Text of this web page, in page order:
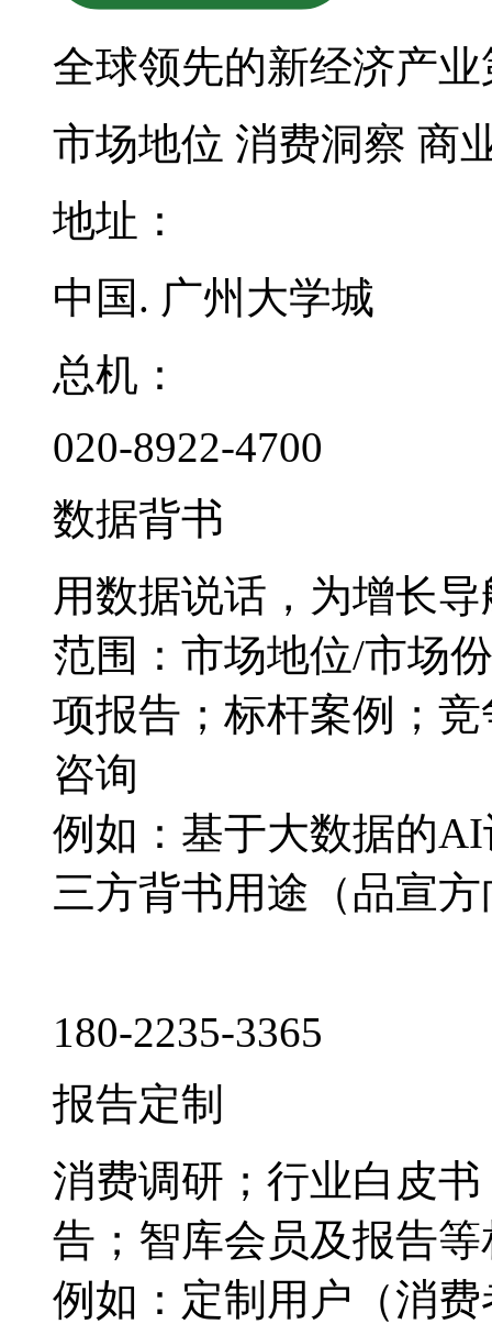
全球领先的新经济产
市场地位 消费洞察 商
地址：
中国. 广州大学城
总机：
020-8922-4700
数据背书
用数据说话，为增长导
范围：市场地位/市场
项报告；标杆案例；
咨询
例如：基于大数据的
三方背书用途（品宣
180-2235-3365
报告定制
消费调研；行业白皮
告；智库会员及报告
例如：定制用户（消